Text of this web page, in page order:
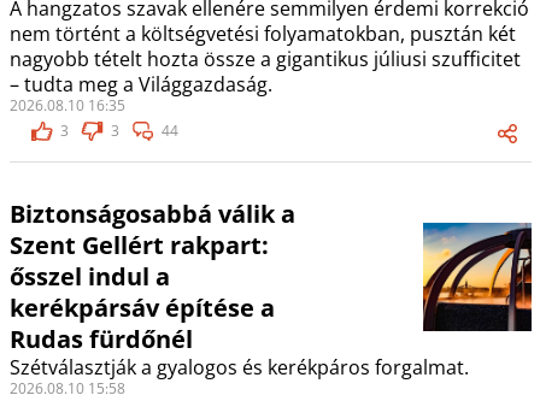
A hangzatos szavak ellenére semmilyen érdemi korrekció
nem történt a költségvetési folyamatokban, pusztán két
nagyobb tételt hozta össze a gigantikus júliusi szufficitet
– tudta meg a Világgazdaság.
2026.08.10 16:35
3
3 44
Biztonságosabbá válik a
Szent Gellért rakpart:
ősszel indul a
kerékpársáv építése a
Rudas fürdőnél
Szétválasztják a gyalogos és kerékpáros forgalmat.
2026.08.10 15:58